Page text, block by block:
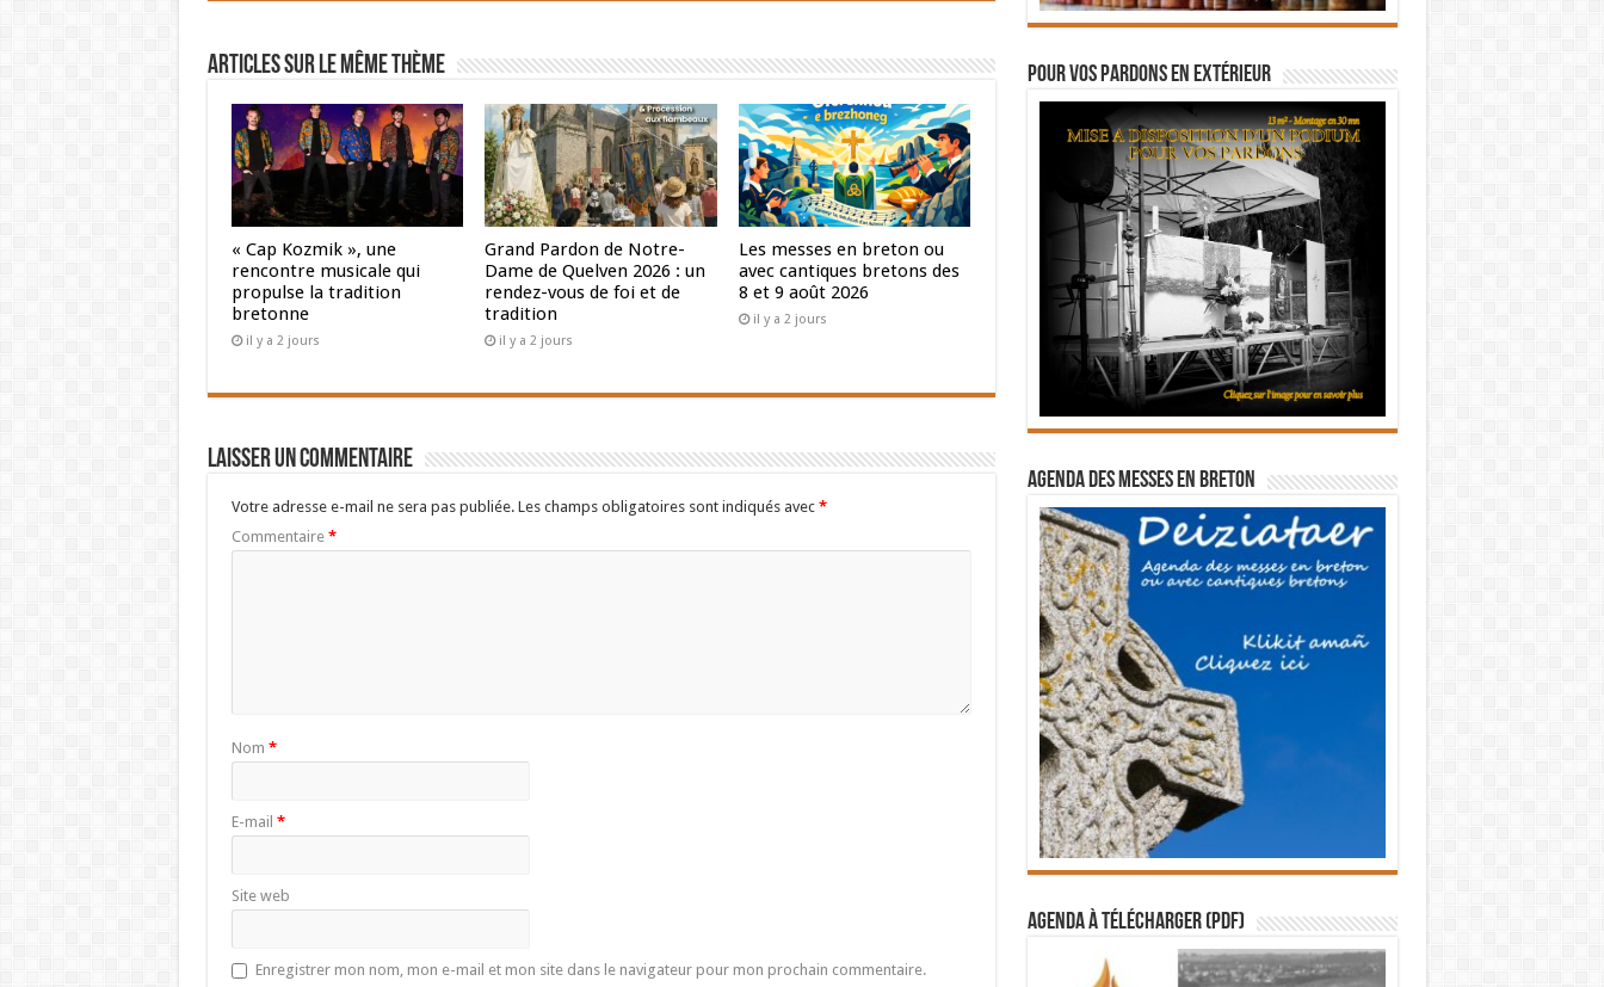
Articles sur le même thème
« Cap Kozmik », une
rencontre musicale qui
propulse la tradition
bretonne
il y a 2 jours
Grand Pardon de Notre-
Dame de Quelven 2026 : un
rendez-vous de foi et de
tradition
il y a 2 jours
Les messes en breton ou
avec cantiques bretons des
8 et 9 août 2026
il y a 2 jours
Laisser un commentaire
Votre adresse e-mail ne sera pas publiée. Les champs obligatoires sont indiqués avec *
Commentaire *
Nom *
E-mail *
Site web
Enregistrer mon nom, mon e-mail et mon site dans le navigateur pour mon prochain commentaire.
Pour vos pardons en extérieur
Agenda des messes en breton
Agenda à télécharger (PDF)